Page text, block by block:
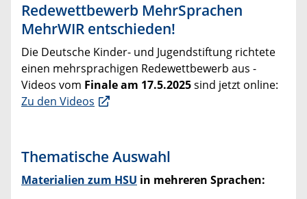
Redewettbewerb MehrSprachen
MehrWIR entschieden!
Die Deutsche Kinder- und Jugendstiftung richtete
einen mehrsprachigen Redewettbewerb aus -
Videos vom Finale am 17.5.2025sind jetzt online:
Zu den Videos
Thematische Auswahl
Materialien zum HSU in mehreren Sprachen: